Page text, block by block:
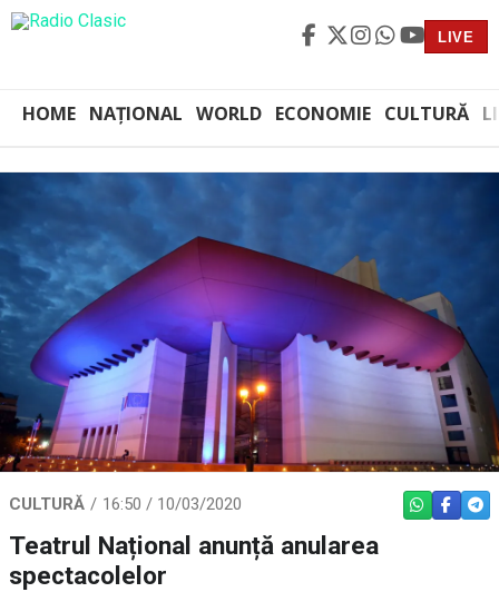
LIVE
HOME NAȚIONAL WORLD ECONOMIE CULTURĂ
CULTURĂ 16:50 / 10/03/2020 WHATSAPP
Teatrul Național anunță anularea
spectacolelor